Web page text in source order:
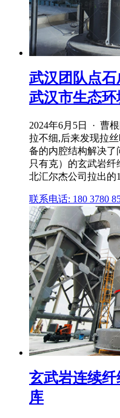
武汉团队点
武汉市生态
2024年6月5日 · 曹
拉不细,后来发现拉
备的内腔结构解决了
只有克）的玄武岩
北汇尔杰公司拉出的
联系电话: 180 3780
玄武岩连续
库